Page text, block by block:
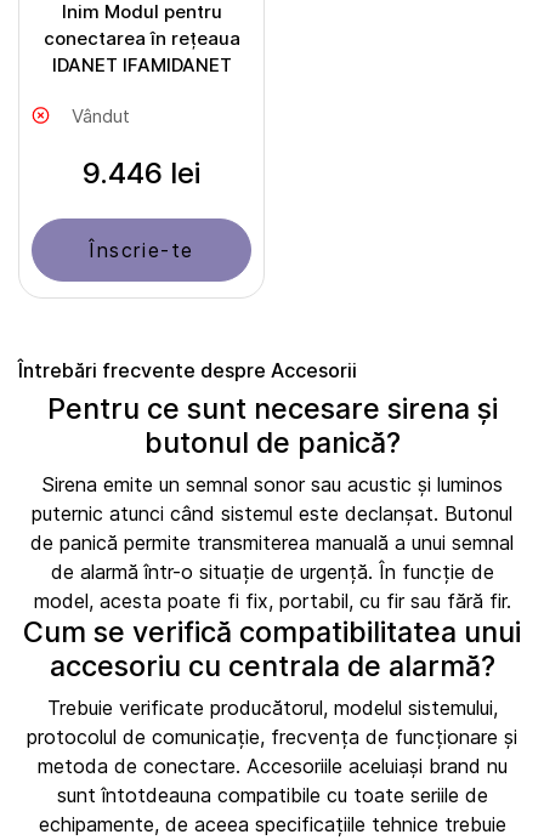
Inim Modul pentru
conectarea în rețeaua
IDANET IFAMIDANET
Vândut
9.446 lei
Înscrie-te
Întrebări frecvente despre Accesorii
Pentru ce sunt necesare sirena și
butonul de panică?
Sirena emite un semnal sonor sau acustic și luminos
puternic atunci când sistemul este declanșat. Butonul
de panică permite transmiterea manuală a unui semnal
de alarmă într-o situație de urgență. În funcție de
model, acesta poate fi fix, portabil, cu fir sau fără fir.
Cum se verifică compatibilitatea unui
accesoriu cu centrala de alarmă?
Trebuie verificate producătorul, modelul sistemului,
protocolul de comunicație, frecvența de funcționare și
metoda de conectare. Accesoriile aceluiași brand nu
sunt întotdeauna compatibile cu toate seriile de
echipamente, de aceea specificațiile tehnice trebuie